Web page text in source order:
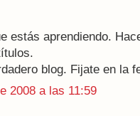
estás aprendiendo.
blog. Fijate en la
2008 a las 11:59